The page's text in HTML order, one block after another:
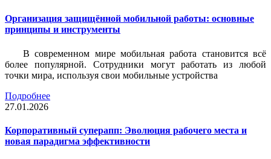
Организация защищённой мобильной работы: основные
принципы и инструменты
В современном мире мобильная работа становится всё
более популярной. Сотрудники могут работать из любой
точки мира, используя свои мобильные устройства
Подробнее
27.01.2026
Корпоративный суперапп: Эволюция рабочего места и
новая парадигма эффективности